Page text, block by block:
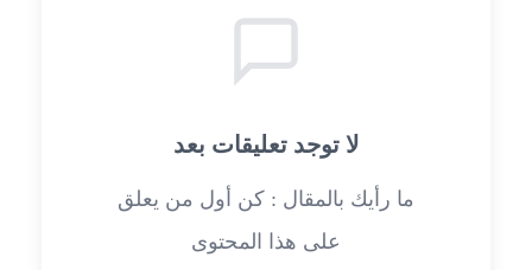
لا توجد تعليقات بعد
ما رأيك بالمقال : كن أول من يعلق
على هذا المحتوى